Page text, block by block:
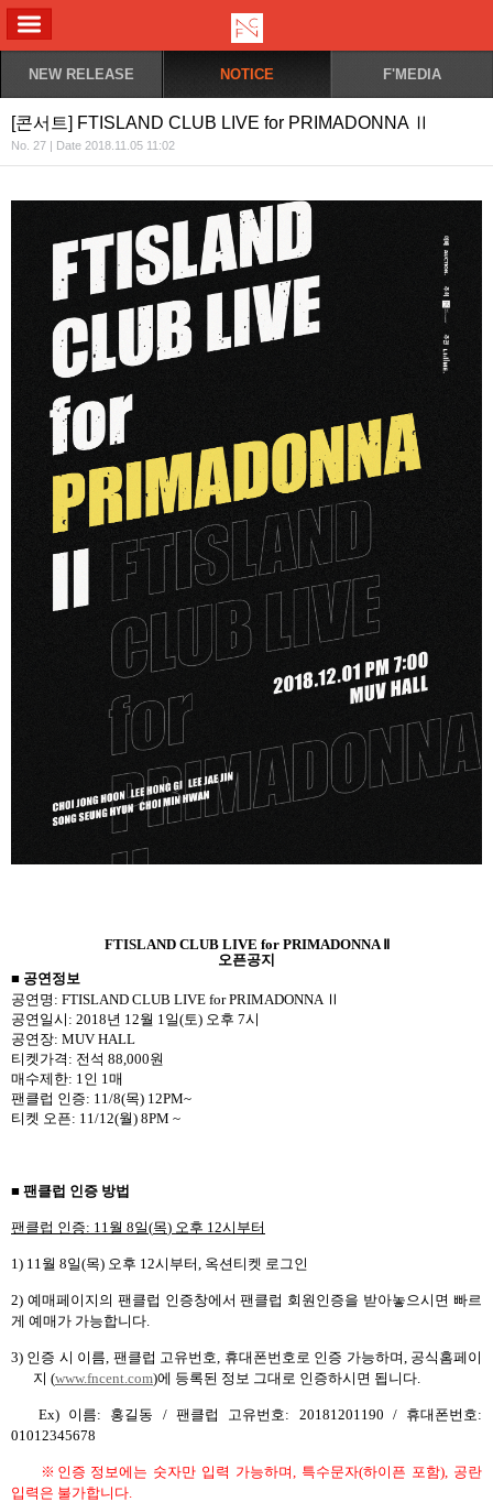
NEW RELEASE NOTICE F'MEDIA
[콘서트] FTISLAND CLUB LIVE for PRIMADONNA Ⅱ
No. 27 | Date 2018.11.05 11:02
FTISLAND CLUB LIVE for PRIMADONNA Ⅱ
오픈공지
■ 공연정보
공연명 : FTISLAND CLUB LIVE for PRIMADONNA Ⅱ
공연일시 : 2018년 12월 1 일(토) 오후 7시
공연장: MUV HALL
티켓가격 : 전석 88,000원
매수제한: 1 인 1 매
팬클럽 인증: 11/8(목) 12PM~
티켓 오픈: 11/12(월) 8PM ~
■ 팬클럽 인증 방법
팬클럽 인증: 11 월 8일(목) 오후 12시부터
1) 11 월 8일(목) 오후 12시부터 옥션티켓 로그인
2) 예매페이지의 팬클럽 인증창에서 팬클럽 회원인증을 받아놓으시면 빠르
게 예매가 가능합니다
3) 인증 시 이름 팬클럽 고유번호 휴대폰번호 로 인증 가능하며 공식홈페이
지 (www.fncent.com)에 등록된 정보 그대로 인증하시면 됩니다
Ex) 이름: 홍길동 / 팬클럽 고유번호: 20181201190 / 휴대폰번호:
01012345678
※인증 정보에는 숫자만 입력 가능하며 특수문자(하이픈 포함), 공란
입력은 불가합니다